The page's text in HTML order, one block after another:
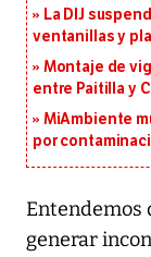
La DIJ
ventanillas y
Montaje de
entre Paitilla y
MiAmbiente
por
Entendemos
generar